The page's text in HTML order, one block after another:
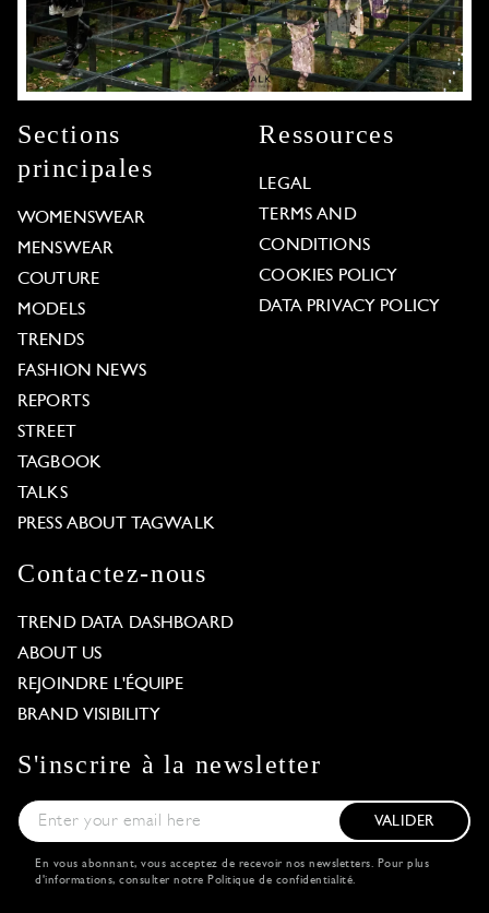
Sections
principales
WOMENSWEAR
MENSWEAR
COUTURE
MODELS
TRENDS
FASHION NEWS
REPORTS
STREET
TAGBOOK
TALKS
PRESS ABOUT TAGWALK
Ressources
LEGAL
TERMS AND
CONDITIONS
COOKIES POLICY
DATA PRIVACY POLICY
Contactez-nous
TREND DATA DASHBOARD
ABOUT US
REJOINDRE L'ÉQUIPE
BRAND VISIBILITY
S'inscrire à la newsletter
VALIDER
En vous abonnant, vous acceptez de recevoir nos newsletters. Pour plus
d'informations, consulter notre Politique de confidentialité.